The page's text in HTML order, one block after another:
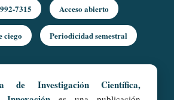
7315 Acceso abierto
ciego Periodicidad semestral
de Investigación Científica,